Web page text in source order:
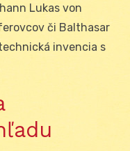
Lukas von
či Balthasar
invencia s